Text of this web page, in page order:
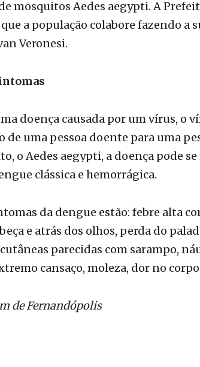
cidade, principalmente neste
chuva. Ações simples do nosso
mosquitos Aedes aegypti. A
Veronesi.
doença causada por um vírus, o
uma pessoa doente para uma
clássica e hemorrágica.
da dengue estão: febre alta
e atrás dos olhos, perda do
cansaço, moleza, dor no corpo,